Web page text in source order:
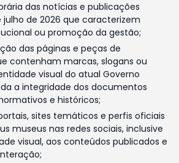
das notícias e publicações
de 2026 que caracterizem
ou promoção da gestão;
das páginas e peças de
contenham marcas, slogans ou
visual do atual Governo
a integridade dos documentos
e históricos;
sites temáticos e perfis oficiais
museus nas redes sociais, inclusive
visual, aos conteúdos publicados e